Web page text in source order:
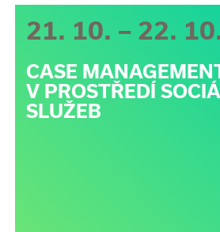
21. 10. – 22.
CASE
V PROSTŘEDÍ
SLUŽEB